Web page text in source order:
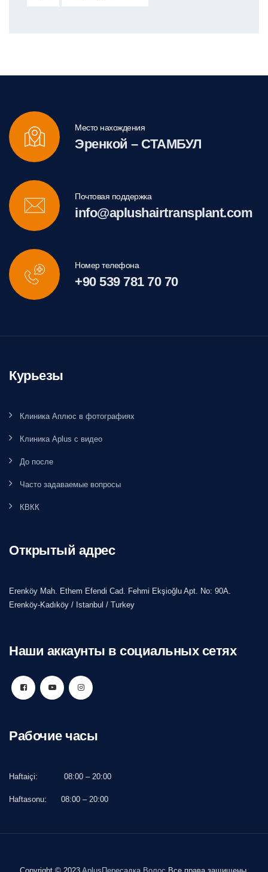
Место нахождения
Эренкой – СТАМБУЛ
Почтовая поддержка
info@aplushairtransplant.com
Номер телефона
+90 539 781 70 70
Курьезы
Клиника Аплюс в фотографиях
Клиника Aplus с видео
До после
Часто задаваемые вопросы
КВКК
Открытый адрес
Erenköy Mah. Ethem Efendi Cad. Fehmi Ekşioğlu Apt. No: 90A.
Erenköy-Kadıköy / Istanbul / Turkey
Наши аккаунты в социальных сетях
Рабочие часы
Haftaiçi: 08:00 – 20:00
Haftasonu: 08:00 – 20:00